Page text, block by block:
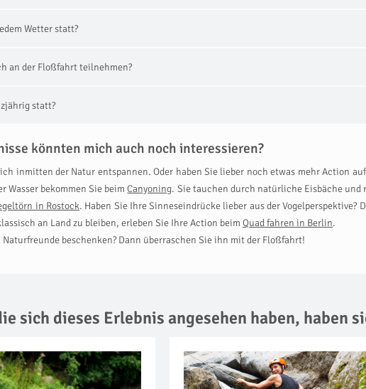
Wetter statt?
an der Floßfahrt teilnehmen?
statt?
könnten mich auch noch interessieren?
inmitten der Natur entspannen. Oder haben Sie lieber noch etwas mehr Action
Wasser bekommen Sie beimCanyoning. Sie tauchen durch natürliche Eisbäche und
in Rostock. Haben Sie Ihre Sinneseindrücke lieber aus der Vogelperspektive?
an Land zu bleiben, erleben Sie Ihre Action beim Quad fahren in Berlin.
beschenken? Dann überraschen Sie ihn mit der Floßfahrt!
sich dieses Erlebnis angesehen haben, haben